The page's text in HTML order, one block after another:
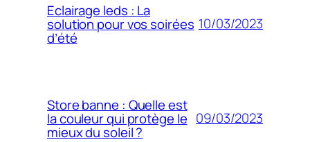
Eclairage leds : La
solution pour vos soirées
d’été
10/03/2023
Store banne : Quelle est
la couleur qui protège le
mieux du soleil ?
09/03/2023